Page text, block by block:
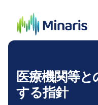
医療機関等
する指針